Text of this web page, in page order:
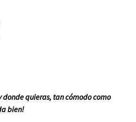
donde quieras, tan cómodo como
bien!